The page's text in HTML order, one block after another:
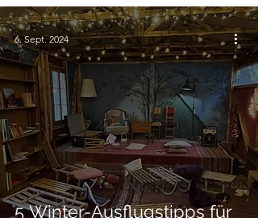
5 Winter-Ausflugstipps für
6. Sept. 2024